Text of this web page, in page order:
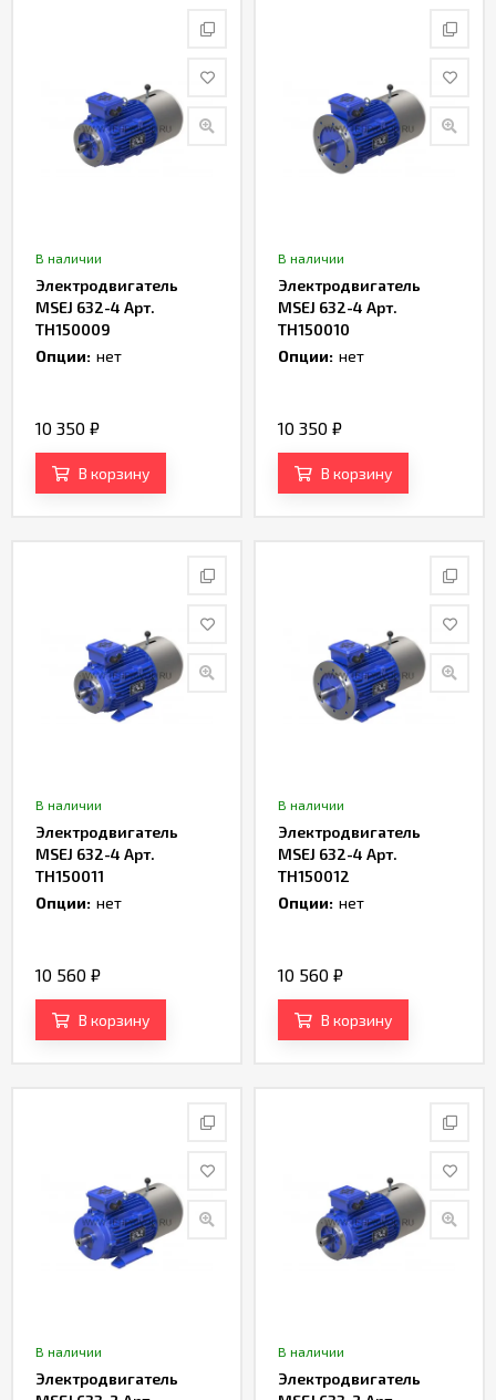
В наличии
Электродвигатель
MSEJ 632-4 Арт.
TH150009
Опции: нет
10 350 ₽
В корзину
В наличии
Электродвигатель
MSEJ 632-4 Арт.
TH150010
Опции: нет
10 350 ₽
В корзину
В наличии
Электродвигатель
MSEJ 632-4 Арт.
TH150011
Опции: нет
10 560 ₽
В корзину
В наличии
Электродвигатель
MSEJ 632-4 Арт.
TH150012
Опции: нет
10 560 ₽
В корзину
В наличии
Электродвигатель
В наличии
Электродвигатель